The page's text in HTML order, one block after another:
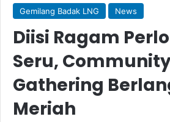
Gemilang Badak LNG News
Diisi Ragam
Seru,
Gathering
Meriah